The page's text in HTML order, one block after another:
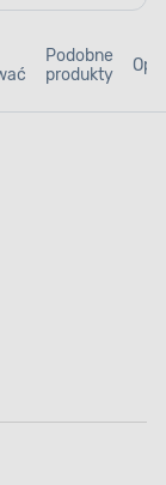
Podobne
produkty